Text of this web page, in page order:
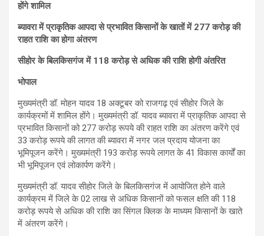
होंगे शामिल
ब्यावरा में प्राकृतिक आपदा से प्रभावित किसानों के खातों में 277 करोड़ की
राहत राशि का होगा अंतरण
सीहोर के बिलकिसगंज में 118 करोड़ से अधिक की राशि होगी अंतरित
भोपाल
मुख्यमंत्री डॉ. मोहन यादव 18 अक्टूबर को राजगढ़ एवं सीहोर जिले के
कार्यक्रमों में शामिल होंगे। मुख्यमंत्री डॉ. यादव ब्यावरा में प्राकृतिक आपदा से
प्रभावित किसानों को 277 करोड़ रूपये की राहत राशि का अंतरण करेंगे एवं
33 करोड़ रूपये की लागत की ब्यावरा में नगर जल प्रदाय योजना का
भूमिपूजन करेंगे। मुख्यमंत्री 193 करोड़ रूपये लागत के 41 विकास कार्यों का
भी भूमिपूजन एवं लोकार्पण करेंगे।
मुख्यमंत्री डॉ. यादव सीहोर जिले के बिलकिसगंज में आयोजित होने वाले
कार्यक्रम में जिले के 02 लाख से अधिक किसानों को फसल क्षति की 118
करोड़ रूपये से अधिक की राशि का सिंगल क्लिक के माध्यम किसानों के खाते
में अंतरण करेंगे।